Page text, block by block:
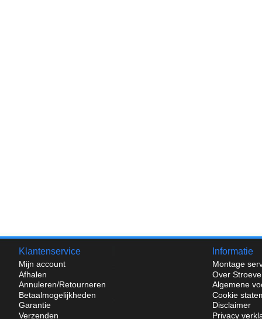
Klantenservice
Mijn account
Afhalen
Annuleren/Retourneren
Betaalmogelijkheden
Garantie
Verzenden
Informatie
Montage
Over
Algemene
Cookie
Disclaimer
Privacy